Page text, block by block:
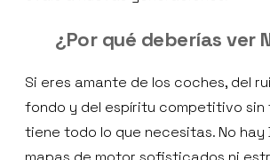
¿Por qué deberías ver
Si eres amante de los coches, del
fondo y del espíritu competitivo sin
tiene todo lo que necesitas. No hay